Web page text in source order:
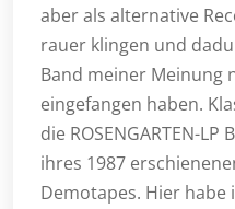
aber als alternative
rauer klingen und
Band meiner Meinung
eingefangen haben.
die ROSENGARTEN-
ihres 1987
Demotapes. Hier habe